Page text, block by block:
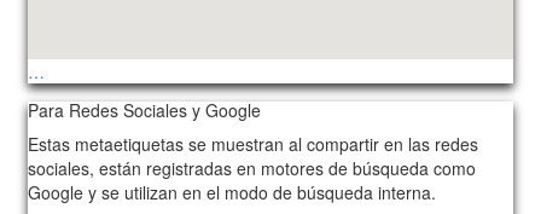
…
Para Redes Sociales y Google
Estas metaetiquetas se muestran al compartir en las redes
sociales, están registradas en motores de búsqueda como
Google y se utilizan en el modo de búsqueda interna.